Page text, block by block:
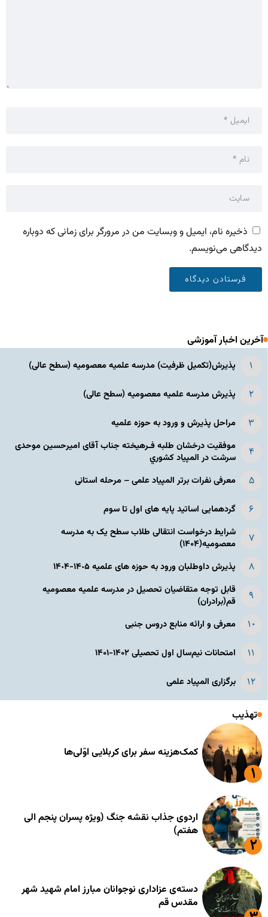
ذخیره نام، ایمیل و وبسایت من در مرورگر برای زمانی که دوباره
دیدگاهی می‌نویسم.
آخرین اخبار آموزشی
پذیرش(تکمیل ظرفیت) مدرسه علمیه معصومیه‌ (سطح عالی)
پذیرش مدرسه علمیه معصومیه‌ (سطح عالی)
مراحل پذیرش و ورود به حوزه علمیه
موفقیت درخشان طلبه فـرهیخته جناب آقای امیرحسین موحدی
سرشت در المپياد كشوري
معرفی نفرات برتر المپیاد علمی – مرحله استانی
گردهمایی اساتید پایه های اول تا سوم
شرایط درخواست انتقالی طلاب سطح یک به مدرسه
معصومیه(۱۴۰۴)
پذیرش داوطلبان ورود به حوزه های علمیه ١۴٠۵-١۴٠۴
قابل توجه متقاضیان تحصیل در مدرسه علمیه معصومیه
قم(برادران)
معرفی و ارائه منابع دروس جنبی
امتحانات نیم‌سال اول تحصیلی ۱۴۰۲-۱۴۰۱
برگزاری المپیاد علمی
تهذیب
کمک‌هزینه سفر برای کربلایی اوّلی‌ها
اردوی جذاب نقشه جنگ (ویژه پسران پنجم الی
هفتم)
دسته‌ی عزاداری نوجوانان مبارز امام شهید شهر
مقدس قم